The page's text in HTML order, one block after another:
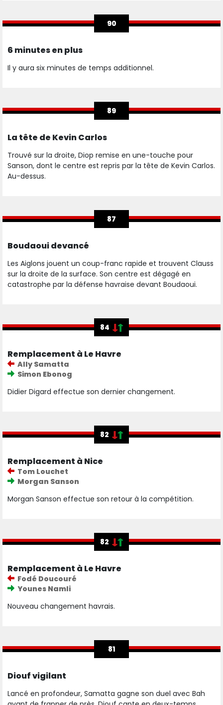
90
6 minutes en plus
Il y aura six minutes de temps additionnel.
89
La tête de Kevin Carlos
Trouvé sur la droite, Diop remise en une-touche pour
Sanson, dont le centre est repris par la tête de Kevin Carlos.
Au-dessus.
87
Boudaoui devancé
Les Aiglons jouent un coup-franc rapide et trouvent Clauss
sur la droite de la surface. Son centre est dégagé en
catastrophe par la défense havraise devant Boudaoui.
84
Remplacement à Le Havre
Ally Samatta
Simon Ebonog
Didier Digard effectue son dernier changement.
82
Remplacement à Nice
Tom Louchet
Morgan Sanson
Morgan Sanson effectue son retour à la compétition.
82
Remplacement à Le Havre
Fodé Doucouré
Younes Namli
Nouveau changement havrais.
81
Diouf vigilant
Lancé en profondeur, Samatta gagne son duel avec Bah